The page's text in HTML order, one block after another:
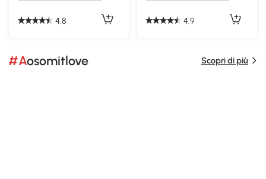
4.8 4.9
#Aosomitlove Scopri di più